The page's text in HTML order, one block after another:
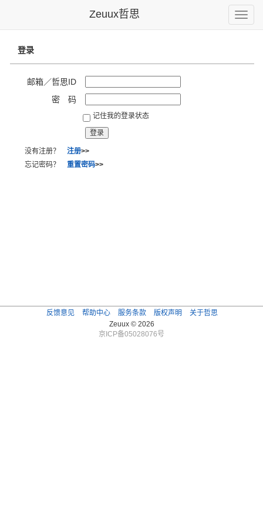
Toggle
Zeuux哲思
登录
邮箱／哲思ID
密 码
记住我的登录状态
没有注册？ 注册>>
忘记密码？ 重置密码>>
反馈意见 帮助中心 服务条款 版权声明
关于哲思
Zeuux © 2026
京ICP备05028076号